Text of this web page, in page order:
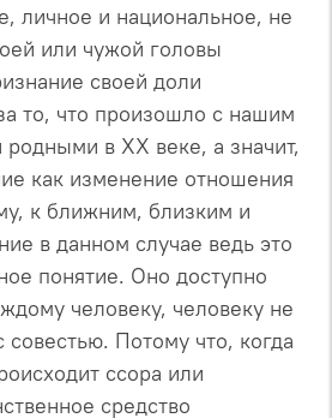
личное и национальное, не
или чужой головы
своей доли
то, что произошло с нашим
в XX веке, а значит,
как изменение отношения
к ближним, близким и
в данном случае ведь это
понятие. Оно доступно
человеку, человеку не
Потому что, когда
ссора или
средство